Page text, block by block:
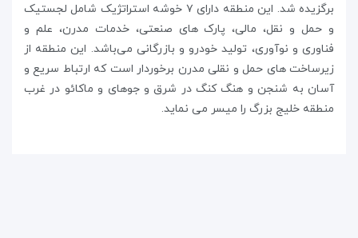
برگزیده شد. این منطقه دارای ۷ خوشه استراتژیک شامل لجستیک
و حمل و نقل، مالی، پارک های صنعتی، خدمات مدرن، علم و
فناوری و نوآوری، تولید خودرو و بازرگانی می‌باشد. این منطقه از
زیرساخت های حمل و نقلی مدرن برخوردار است که ارتباط سریع و
آسان به شنجن و هنگ کنگ در شرق و جوهای و ماکائو در غرب
منطقه خلیج بزرگ را میسر می نماید.